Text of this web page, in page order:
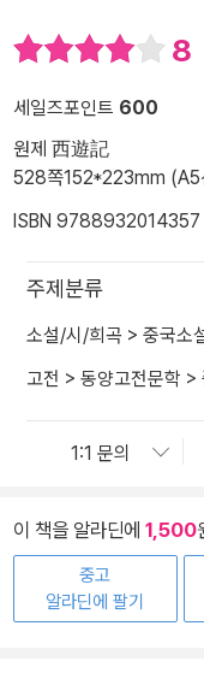
8
세일즈포인트 600
원제 西遊記
528쪽152*223mm (A5
ISBN 9788932014357
주제분류
소설/시/희곡 > 중국소
고전 > 동양고전문학 >
이 책을 알라딘에 1,500
중고
알라딘에 팔기